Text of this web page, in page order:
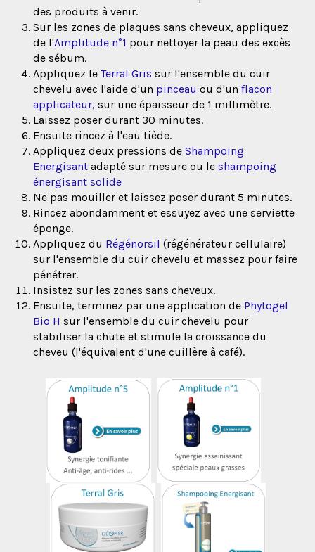
des produits à venir.
Sur les zones de plaques sans cheveux, appliquez
de l'Amplitude n°1 pour nettoyer la peau des excès
de sébum.
Appliquez le Terral Gris sur l'ensemble du cuir
chevelu avec l'aide d'un pinceau ou d'un flacon
applicateur, sur une épaisseur de 1 millimètre.
Laissez poser durant 30 minutes.
Ensuite rincez à l'eau tiède.
Appliquez deux pressions de Shampoing
Energisant adapté sur mesure ou le shampoing
énergisant solide
Ne pas mouiller et laissez poser durant 5 minutes.
Rincez abondamment et essuyez avec une serviette
éponge.
Appliquez du Régénorsil (régénérateur cellulaire)
sur l'ensemble du cuir chevelu et massez pour faire
pénétrer.
Insistez sur les zones sans cheveux.
Ensuite, terminez par une application de Phytogel
Bio H sur l'ensemble du cuir chevelu pour
stabiliser la chute et stimule la croissance du
cheveu (l'équivalent d'une cuillère à café).